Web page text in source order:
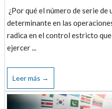
¿Por qué el número de serie
determinante en las
radica en el control estricto
ejercer ...
Leer más →